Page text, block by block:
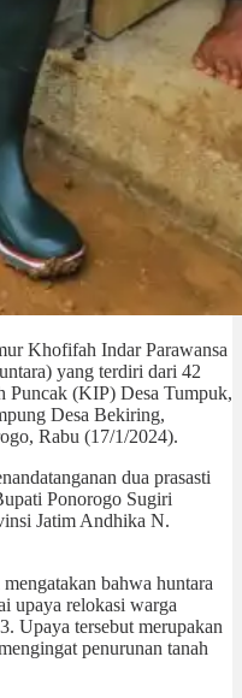
Khofifah Indar Parawansa
yang terdiri dari 42
Puncak (KIP) Desa Tumpuk,
Desa Bekiring,
Rabu (17/1/2024).
dua prasasti
Ponorogo Sugiri
Jatim Andhika N.
bahwa huntara
upaya relokasi warga
Upaya tersebut merupakan
penurunan tanah